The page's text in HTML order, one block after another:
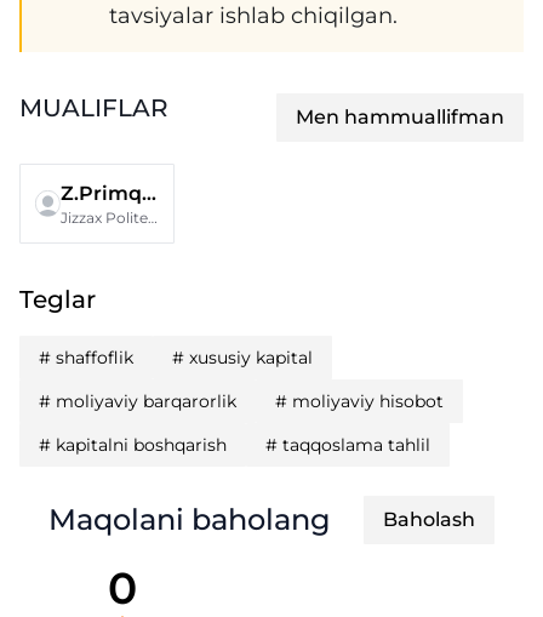
tavsiyalar ishlab chiqilgan.
MUALIFLAR Men hammuallifman
Z.Primqulova
Jizzax Politexnika instituti
Teglar
# shaffoflik # xususiy kapital
# moliyaviy barqarorlik # moliyaviy hisobot
# kapitalni boshqarish # taqqoslama tahlil
Maqolani baholang Baholash
0